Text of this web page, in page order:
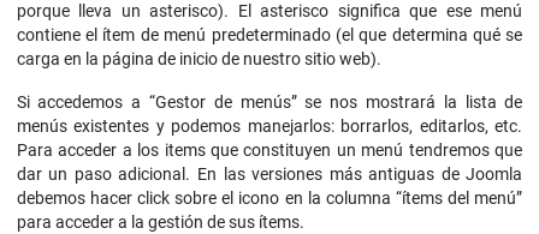
porque lleva un asterisco). El asterisco significa que ese menú
contiene el ítem de menú predeterminado (el que determina qué se
carga en la página de inicio de nuestro sitio web).
Si accedemos a “Gestor de menús” se nos mostrará la lista de
menús existentes y podemos manejarlos: borrarlos, editarlos, etc.
Para acceder a los items que constituyen un menú tendremos que
dar un paso adicional. En las versiones más antiguas de Joomla
debemos hacer click sobre el icono en la columna “ítems del menú”
para acceder a la gestión de sus ítems.